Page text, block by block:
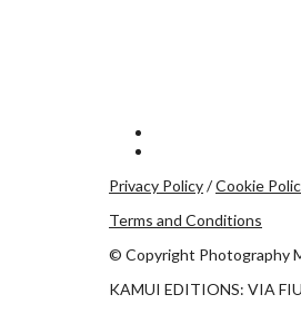
Privacy Policy/Cookie
Terms and Conditions
© Copyright Photography
KAMUI EDITIONS: VIA